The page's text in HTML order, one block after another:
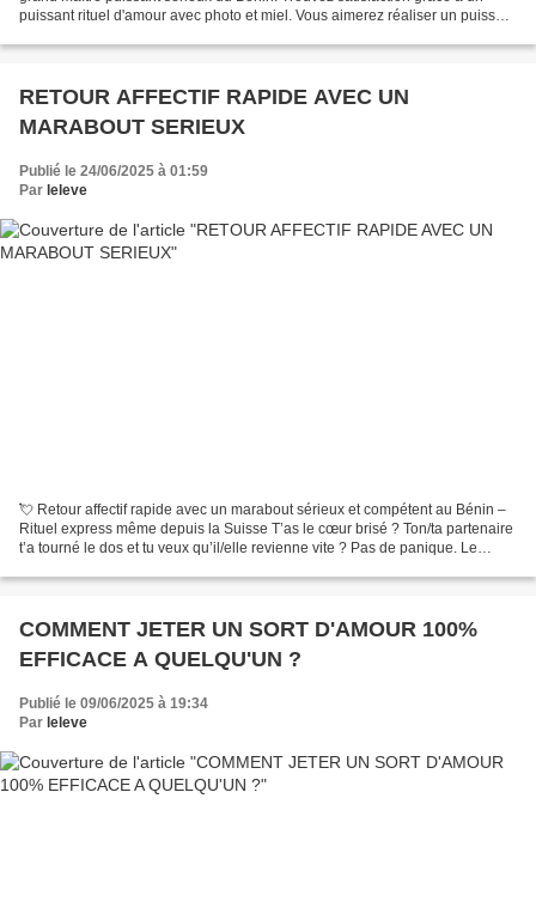
puissant rituel d'amour avec photo et miel. Vous aimerez réaliser un puissant
RETOUR AFFECTIF RAPIDE AVEC UN
MARABOUT SERIEUX
Publié le 24/06/2025 à 01:59
Par leleve
💘 Retour affectif rapide avec un marabout sérieux et compétent au Bénin –
Rituel express même depuis la Suisse T’as le cœur brisé ? Ton/ta partenaire
t’a tourné le dos et tu veux qu’il/elle revienne vite ? Pas de panique. Le
COMMENT JETER UN SORT D'AMOUR 100%
EFFICACE A QUELQU'UN ?
Publié le 09/06/2025 à 19:34
Par leleve